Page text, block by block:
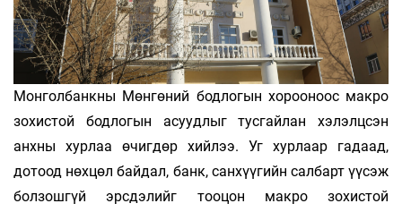
Монголбанкны Мөнгөний бодлогын хорооноос макро
зохистой бодлогын асуудлыг тусгайлан хэлэлцсэн
анхны хурлаа өчигдөр хийлээ. Уг хурлаар гадаад,
дотоод нөхцөл байдал, банк, санхүүгийн салбарт үүсэж
болзошгүй эрсдэлийг тооцон макро зохистой